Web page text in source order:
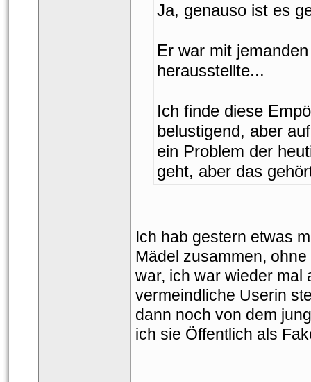
Ja, genauso ist es
Er war mit
herausstellte...
Ich finde diese
belustigend, aber
ein Problem der
geht, aber das
Ich hab gestern etwas
Mädel zusammen,
war, ich war wieder mal
vermeindliche Userin
dann noch von dem
ich sie Öffentlich als